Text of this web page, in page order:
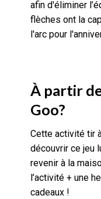
afin d'éliminer
flèches ont la
l'arc pour
À partir
Goo?
Cette activité tir
découvrir ce jeu
revenir à la
l’activité + une
cadeaux !